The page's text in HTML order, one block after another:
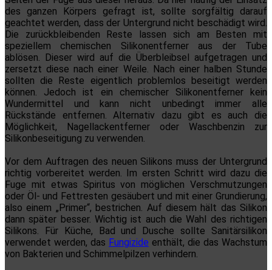
des ganzen Körpers gefragt ist, sollte sorgfältig darauf
geachtet werden, dass der Untergrund nicht beschädigt wird.
Die zurückbleibenden Reste lassen sich am Besten mit
speziellem chemischen Silikonentferner aus der Tube
ablösen. Dieser wird auf die Überbleibsel aufgetragen und
zersetzt diese nach einer Weile. Nach einer halben Stunde
sollten die Reste eigentlich problemlos beseitigt werden
können. Jedoch ist ein chemischer Silikonentferner kein
Wundermittel und kann nicht unbedingt immer alle
Rückstände entfernen. Alternativ dazu gibt es auch die
Möglichkeit, Nagellackentferner oder Waschbenzin zur
Silikonbeseitigung zu verwenden.
Vor dem Auftragen des neuen Silikons muss der Untergrund
richtig vorbereitet werden. Im ersten Schritt wird dazu die
Fuge mit etwas Spiritus von möglichen Verschmutzungen
oder Öl- und Fettresten gesäubert und mit einer Grundierung,
also einem „Primer“, bestrichen. Auf diesem hält das Silikon
dann später besser. Wichtig ist auch die Wahl des richtigen
Silikons. Für Küche, Bad und Dusche sollte Sanitärsilikon
verwendet werden, das Fungizide enthält, die das Wachstum
von Bakterien und Schimmelpilzen verhindern.